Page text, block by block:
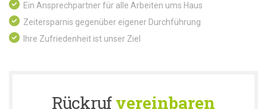
Ein Ansprechpartner für alle Arbeiten ums Haus
Zeitersparnis gegenüber eigener Durchführung
Ihre Zufriedenheit ist unser Ziel
Rückrufvereinbaren